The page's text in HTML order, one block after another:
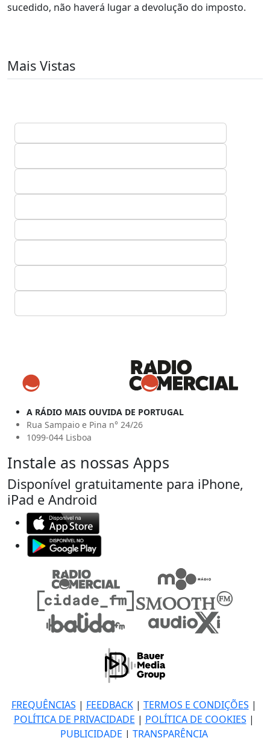
sucedido, não haverá lugar a devolução do imposto.
Mais Vistas
A RÁDIO MAIS OUVIDA DE PORTUGAL
Rua Sampaio e Pina n° 24/26
1099-044 Lisboa
Instale as nossas Apps
Disponível gratuitamente para iPhone,
iPad e Android
FREQUÊNCIAS | FEEDBACK| TERMOS E CONDIÇÕES |
POLÍTICA DE PRIVACIDADE | POLÍTICA DE COOKIES |
PUBLICIDADE | TRANSPARÊNCIA